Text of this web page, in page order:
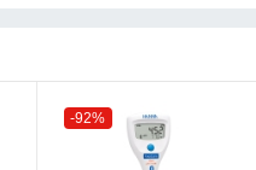
-92%